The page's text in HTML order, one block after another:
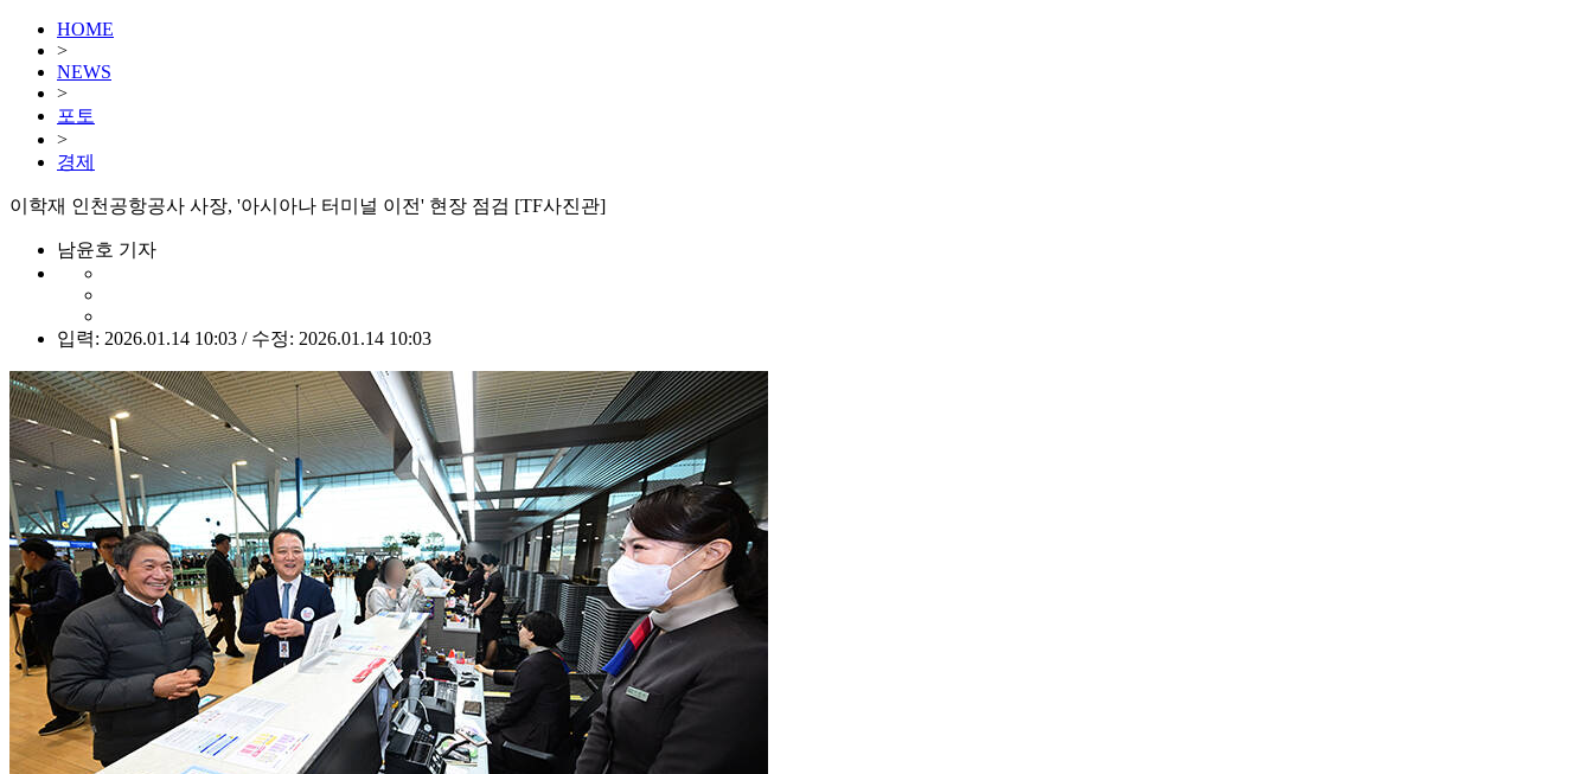
HOME
>
NEWS
>
포토
>
경제
이학재 인천공항공사 사장, '아시아나 터미널 이전' 현장 점검 [TF사진관]
남윤호 기자
입력: 2026.01.14 10:03 / 수정: 2026.01.14 10:03